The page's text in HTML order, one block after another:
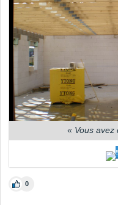
« Vous avez
0